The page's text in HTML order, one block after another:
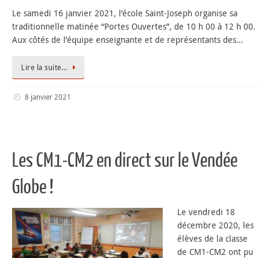
Le samedi 16 janvier 2021, l’école Saint-Joseph organise sa
traditionnelle matinée “Portes Ouvertes”, de 10 h 00 à 12 h 00.
Aux côtés de l’équipe enseignante et de représentants des…
Lire la suite…
8 janvier 2021
Les CM1-CM2 en direct sur le Vendée
Globe !
Le vendredi 18
décembre 2020, les
élèves de la classe
de CM1-CM2 ont pu